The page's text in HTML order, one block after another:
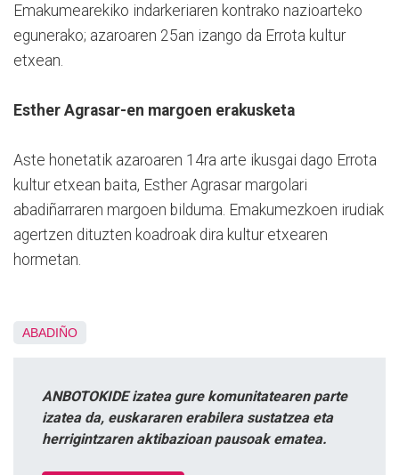
Emakumearekiko indarkeriaren kontrako nazioarteko
egunerako; azaroaren 25an izango da Errota kultur
etxean.
Esther Agrasar-en margoen erakusketa
Aste honetatik azaroaren 14ra arte ikusgai dago Errota
kultur etxean baita, Esther Agrasar margolari
abadiñarraren margoen bilduma. Emakumezkoen irudiak
agertzen dituzten koadroak dira kultur etxearen
hormetan.
ABADIÑO
ANBOTOKIDE izatea gure komunitatearen parte
izatea da, euskararen erabilera sustatzea eta
herrigintzaren aktibazioan pausoak ematea.